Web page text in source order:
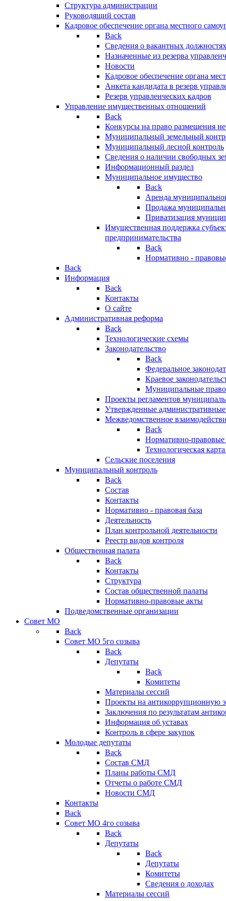
Структура администрации
Руководящий состав
Кадровое обеспечение органа местного
Back
Сведения о вакантных
Назначенные из резерва
Новости
Кадровое обеспечение органа
Анкета кандидата в резерв
Резерв управленческих кадров
Управление имущественных отношений
Back
Конкурсы на право размещения
Муниципальный земельный
Муниципальный лесной контроль
Сведения о наличии свободных
Информационный раздел
Муниципальное имущество
Back
Аренда
Продажа
Приватизация
Имущественная поддержка
предпринимательства
Back
Нормативно -
Back
Информация
Back
Контакты
О сайте
Административная реформа
Back
Технологические схемы
Законодательство
Back
Федеральное
Краевое
Муниципальные
Проекты регламентов
Утвержденные
Межведомственное
Back
Нормативно-правовые
Технологическая
Сельские поселения
Муниципальный контроль
Back
Состав
Контакты
Нормативно - правовая база
Деятельность
План контрольной деятельности
Реестр видов контроля
Общественная палата
Back
Контакты
Структура
Состав общественной палаты
Нормативно-правовые акты
Подведомственные организации
Совет МО
Back
Совет МО 5го созыва
Back
Депутаты
Back
Комитеты
Материалы сессий
Проекты на антикоррупционную
Заключения по результатам
Информация об уставах
Контроль в сфере закупок
Молодые депутаты
Back
Состав СМД
Планы работы СМД
Отчеты о работе СМД
Новости СМД
Контакты
Back
Совет МО 4го созыва
Back
Депутаты
Back
Депутаты
Комитеты
Сведения о доходах
Материалы сессий